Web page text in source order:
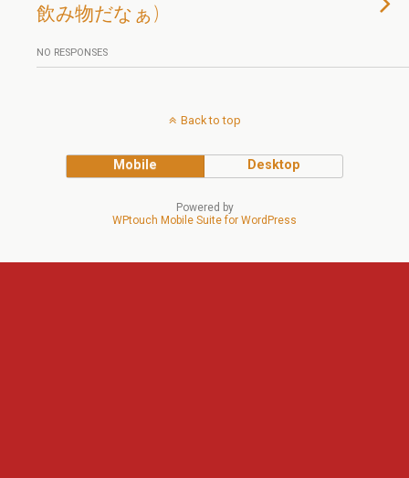
飲み物だなぁ)
NO RESPONSES
Back to top
Mobile Desktop
Powered by
WPtouch Mobile Suite for WordPress